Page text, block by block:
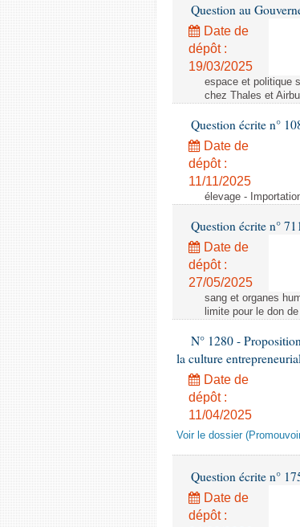
Question au
Date de
dépôt :
19/03/2025
espace et politique
chez Thales et
Question écrite n°
Date de
dépôt :
11/11/2025
élevage -
Question écrite n°
Date de
dépôt :
27/05/2025
sang et organes
limite pour le don
N° 1280 -
la culture
Date de
dépôt :
11/04/2025
Voir le dossier
Question écrite n°
Date de
dépôt :